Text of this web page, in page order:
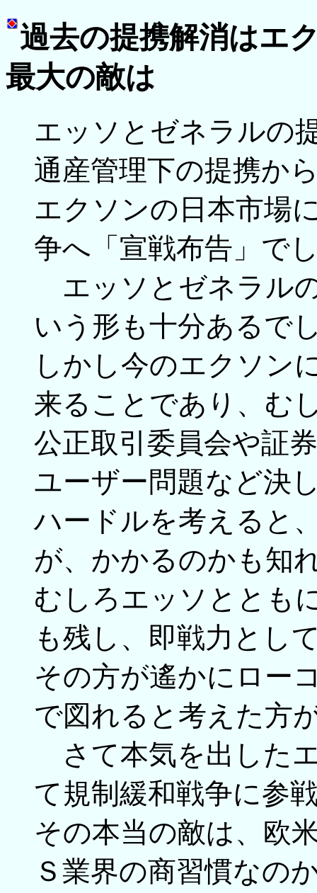
過去の提携解消はエ
最大の敵は
エッソとゼネラルの
通産管理下の提携か
エクソンの日本市場
争へ「宣戦布告」で
エッソとゼネラル
いう形も十分あるで
しかし今のエクソン
来ることであり、む
公正取引委員会や証
ユーザー問題など決
ハードルを考えると
が、かかるのかも知
むしろエッソととも
も残し、即戦力とし
その方が遙かにロー
で図れると考えた方
さて本気を出した
て規制緩和戦争に参
その本当の敵は、欧
Ｓ業界の商習慣なの